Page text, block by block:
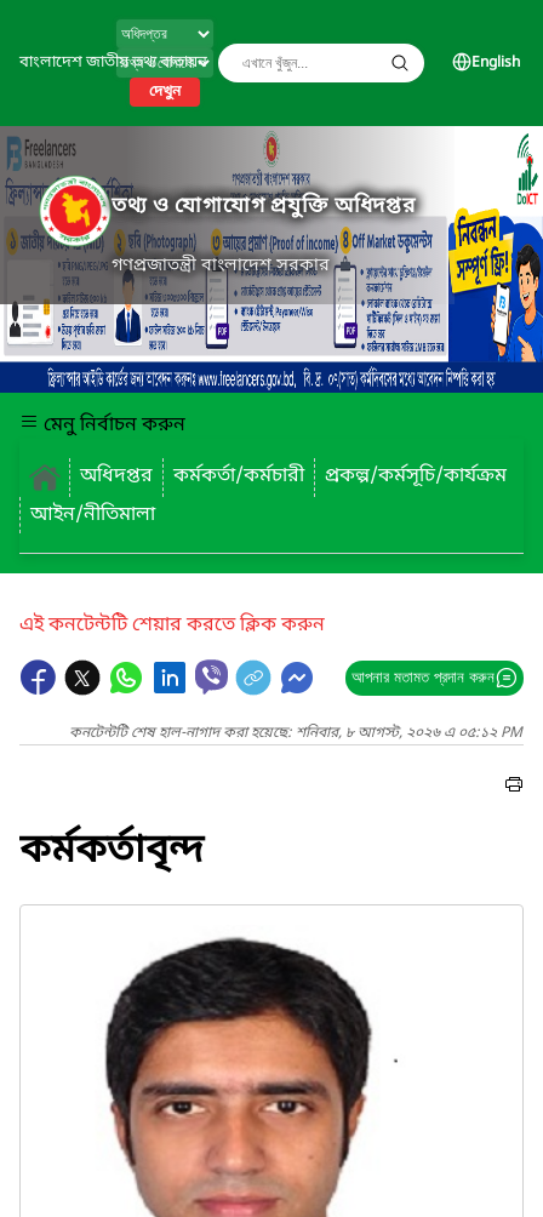
বাংলাদেশ জাতীয় তথ্য বাতায়ন
দেখুন
English
তথ্য ও যোগাযোগ প্রযুক্তি অধিদপ্তর
গণপ্রজাতন্ত্রী বাংলাদেশ সরকার
মেনু নির্বাচন করুন
অধিদপ্তর
কর্মকর্তা/কর্মচারী
প্রকল্প/কর্মসূচি/কার্যক্রম
আইন/নীতিমালা
এই কনটেন্টটি শেয়ার করতে ক্লিক করুন
আপনার মতামত প্রদান করুন
কনটেন্টটি শেষ হাল-নাগাদ করা হয়েছে: শনিবার, ৮ আগস্ট, ২০২৬ এ ০৫:১২ PM
কর্মকর্তাবৃন্দ